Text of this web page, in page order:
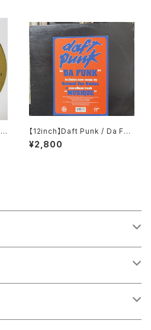
【12inch】Daft Punk / Da Fun
k
¥2,800